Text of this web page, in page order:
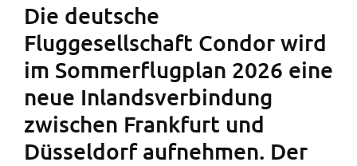
Die deutsche
Fluggesellschaft Condor wird
im Sommerflugplan 2026 eine
neue Inlandsverbindung
zwischen Frankfurt und
Düsseldorf aufnehmen. Der